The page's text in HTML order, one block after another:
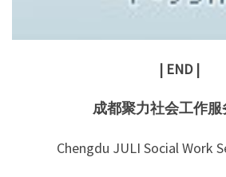
| END |
成都聚力社会工作
Chengdu JULI Social Work